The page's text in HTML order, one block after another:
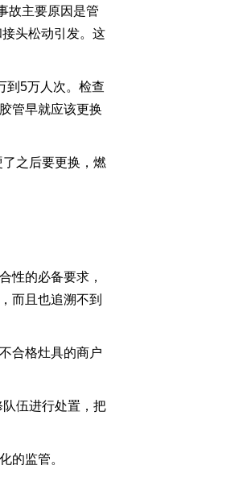
色家园”
谈》 20220619
器”防电诈
访谈》 20220618
区一起成长
访谈》 20220616
闪耀 探中华文明
16 20:08:12
力稳就业
故主要原因是管
头松动引发。这
到5万人次。检查
管早就应该更换
之后要更换，燃
性的必备要求，
而且也追溯不到
合格灶具的商户
伍进行处置，把
的监管。